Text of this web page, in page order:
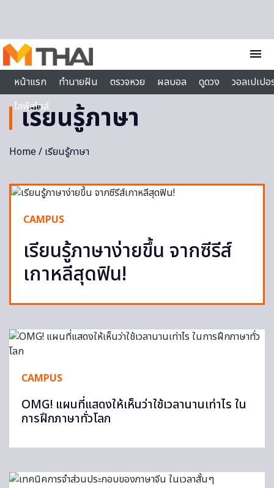
menu
หน้าแรก
ทำนายฝัน ตรวจหวย ผลบอล ดูดวง
วอลเปเป
ไลฟ์สไตล์
เรียนรู้ภาษา
Home/ เรียนรู้ภาษา
CAMPUS
เรียนรู้ภาษาง่ายขึ้น จากซีรีส์
เกาหลีสุดฟิน!
CAMPUS
OMG! แผนที่แสดงให้เห็นว่าใช้เวลานานเท่าไร ใน
การฝึกภาษาทั่วโลก